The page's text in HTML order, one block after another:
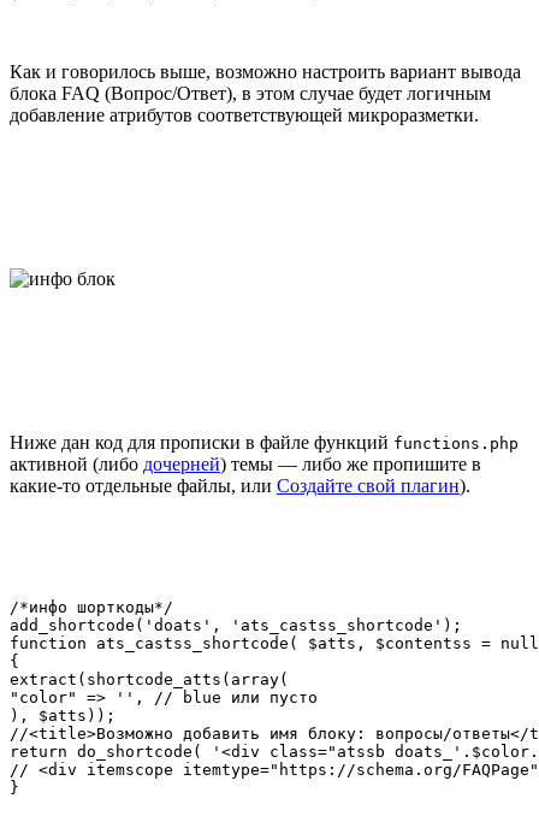
Как и говорилось выше, возможно настроить вариант вывода
блока FAQ (Вопрос/Ответ), в этом случае будет логичным
добавление атрибутов соответствующей микроразметки.
Ниже дан код для прописки в файле функций functions.php
активной (либо дочерней) темы — либо же пропишите в
какие-то отдельные файлы, или Создайте свой плагин).
/*инфо шорткоды*/
add_shortcode('doats', 'ats_castss_shortcode');
function ats_castss_shortcode( $atts, $contentss =
{
extract(shortcode_atts(array(
"color" => '', // blue или пусто
), $atts));
//<title>Возможно добавить имя блоку: вопросы/
return do_shortcode( '<div class="atssb
// <div itemscope itemtype="https://schema.org/
}